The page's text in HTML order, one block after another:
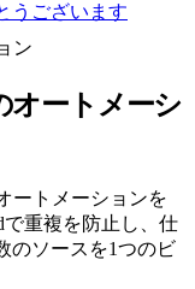
うございます
ン
オートメーシ
ートメーションを
で重複を防止し、仕
のソースを1つのビ